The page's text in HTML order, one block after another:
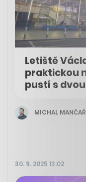
Letiště
praktickou
pustí s
MICHAL MANČAŘ
30. 9. 2025 13:02